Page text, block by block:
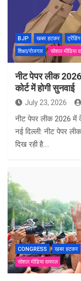
BJP खबर हटकर
शिक्षा/रोजगार
सोशल मीडिया
नीट पेपर लीक
कोर्ट में होगी सुनवाई
July 23, 2026
नीट पेपर लीक 2026 में
नई दिल्ली: नीट पेपर
दिख रही है.…
CONGRESS खबर हटकर
सोशल मीडिया वायरल